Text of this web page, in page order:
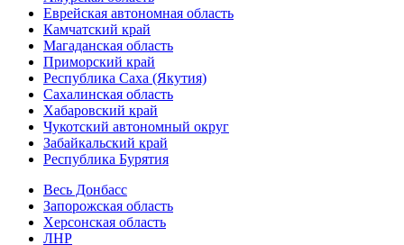
Еврейская автономная область
Камчатский край
Магаданская область
Приморский край
Республика Саха (Якутия)
Сахалинская область
Хабаровский край
Чукотский автономный округ
Забайкальский край
Республика Бурятия
Весь Донбасс
Запорожская область
Херсонская область
ЛНР